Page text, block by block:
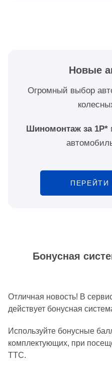
Новые
Огромный выбор
Шиномонтаж за 1Р*
ПЕРЕЙТИ
Бонусная
Отличная новость! В
действует бонусная
Используйте бонусные
комплектующих, при
ТТС.